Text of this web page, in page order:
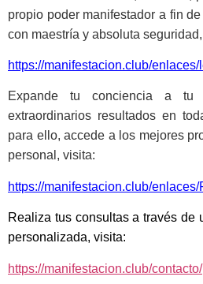
propio poder manifestador a fin
con maestría y absoluta
https://manifestacion.club/
Expande tu conciencia a
extraordinarios resultados en
para ello, accede a los mejores
personal, visita:
https://manifestacion.club/
Realiza tus consultas a través de
personalizada, visita:
https://manifestacion.club/contacto/